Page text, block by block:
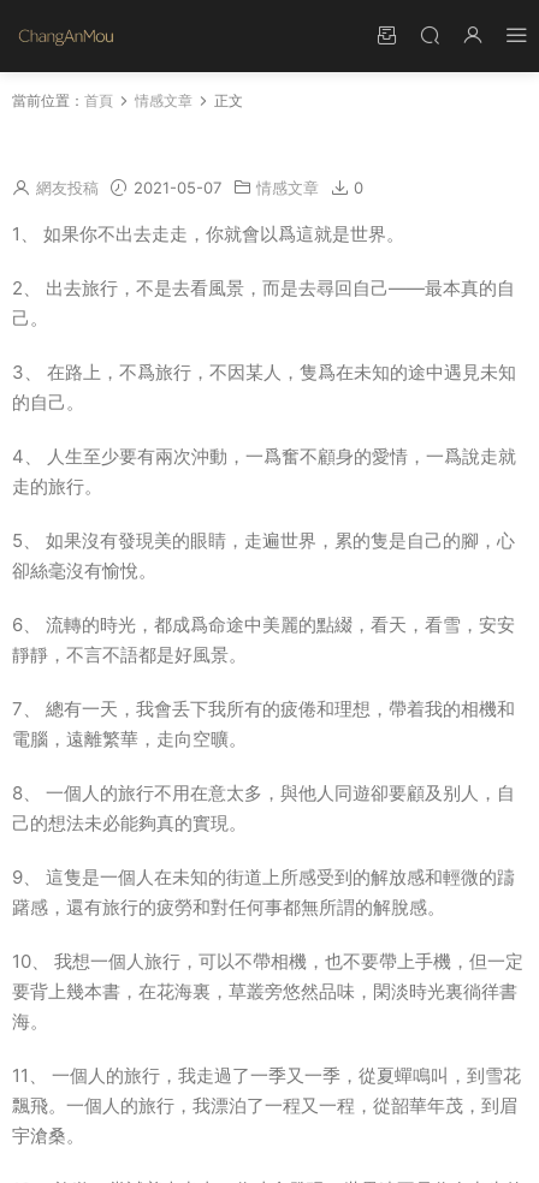
當前位置： 首頁 情感文章 正文
網友投稿 2021-05-07 情感文章 0
1、 如果你不出去走走，你就會以爲這就是世界。
2、 出去旅行，不是去看風景，而是去尋回自己——最本真的自
己。
3、 在路上，不爲旅行，不因某人，隻爲在未知的途中遇見未知
的自己。
4、 人生至少要有兩次沖動，一爲奮不顧身的愛情，一爲說走就
走的旅行。
5、 如果沒有發現美的眼睛，走遍世界，累的隻是自己的腳，心
卻絲毫沒有愉悅。
6、 流轉的時光，都成爲命途中美麗的點綴，看天，看雪，安安
靜靜，不言不語都是好風景。
7、 總有一天，我會丢下我所有的疲倦和理想，帶着我的相機和
電腦，遠離繁華，走向空曠。
8、 一個人的旅行不用在意太多，與他人同遊卻要顧及别人，自
己的想法未必能夠真的實現。
9、 這隻是一個人在未知的街道上所感受到的解放感和輕微的躊
躇感，還有旅行的疲勞和對任何事都無所謂的解脫感。
10、 我想一個人旅行，可以不帶相機，也不要帶上手機，但一定
要背上幾本書，在花海裏，草叢旁悠然品味，閑淡時光裏徜徉書
海。
11、 一個人的旅行，我走過了一季又一季，從夏蟬鳴叫，到雪花
飄飛。一個人的旅行，我漂泊了一程又一程，從韶華年茂，到眉
宇滄桑。